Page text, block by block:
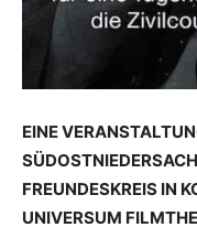
EINE
FREUNDESKREIS IN
UNIVERSUM